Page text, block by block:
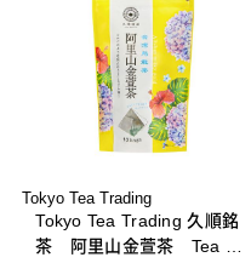
Tokyo Tea Trading
Tokyo Tea Trading 久順銘
茶 阿里山金萱茶 Tea Ba